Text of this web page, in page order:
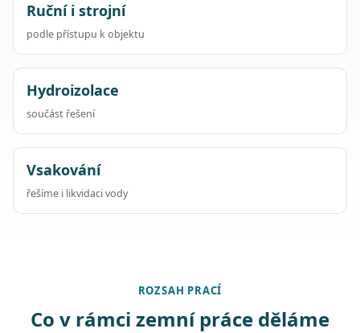
Ruční i strojní
podle přístupu k objektu
Hydroizolace
součást řešení
Vsakování
řešíme i likvidaci vody
ROZSAH PRACÍ
Co v rámci zemní práce děláme